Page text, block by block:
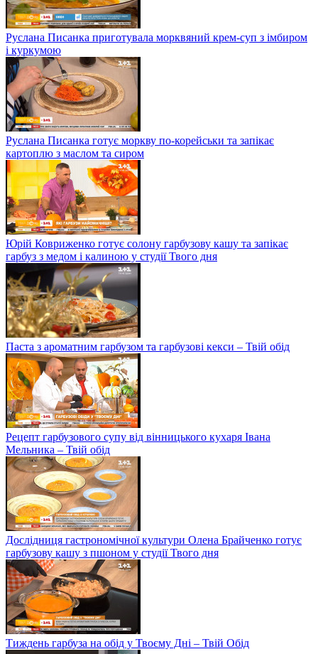
Руслана Писанка приготувала морквяний крем-суп з імбиром
і куркумою
Руслана Писанка готує моркву по-корейськи та запікає
картоплю з маслом та сиром
Юрій Ковриженко готує солону гарбузову кашу та запікає
гарбуз з медом і калиною у студії Твого дня
Паста з ароматним гарбузом та гарбузові кекси – Твій обід
Рецепт гарбузового супу від вінницького кухаря Івана
Мельника – Твій обід
Дослідниця гастрономічної культури Олена Брайченко готує
гарбузову кашу з пшоном у студії Твого дня
Тиждень гарбуза на обід у Твоєму Дні – Твій Обід